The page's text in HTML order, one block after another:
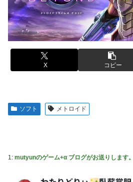
【画像】廃墟化したレンタルビデ
てしまっていると話題にｗｗｗｗ
【悲報】女性配信者「アスペの
かるの？」
【画像】ハンターハンターさん、
【画像】週刊少年マガジン、限界
「テイルズオブシンフォニア リマ
実際『ゼルダ 時オカ』→『風タク
【画像】女さん、ミニ過ぎる浴衣
れるｗｗｗｗ
【朗報】菅直人元総理、再評価さ
ｗｗｗｗｗｗｗｗ
【画像】このLINEでなんで女が怒
はモテない奴確定らしい←お前ら
海外「日本は戦勝国なんだよ」 戦
様に各国から称賛の声
い
【画像】サンモニの女子アナさん
X コピー
ソフト メトロイド
1: mutyunのゲーム+α ブログがお送りします。